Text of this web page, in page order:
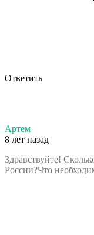
Ответить
Артем
8 лет назад
Здравствуйте!
России?Что